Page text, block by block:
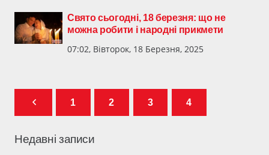
Свято сьогодні, 18 березня: що не
можна робити і народні прикмети
07:02, Вівторок, 18 Березня, 2025
1 2 3 4
Недавні записи